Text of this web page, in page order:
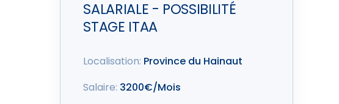
SALARIALE - POSSIBILITÉ
STAGE ITAA
Localisation: Province du Hainaut
Salaire: 3200€/Mois